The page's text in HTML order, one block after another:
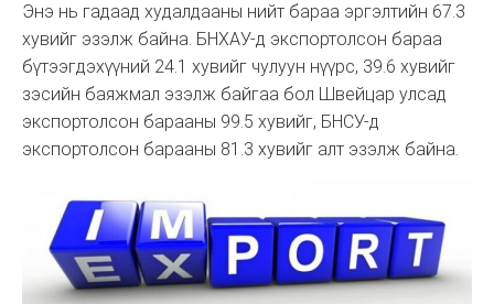
Энэ нь гадаад худалдааны нийт бараа эргэлтийн 67.3
хувийг эзэлж байна. БНХАУ-д экспортолсон бараа
бүтээгдэхүүний 24.1 хувийг чулуун нүүрс, 39.6 хувийг
зэсийн баяжмал эзэлж байгаа бол Швейцар улсад
экспортолсон барааны 99.5 хувийг, БНСУ-д
экспортолсон барааны 81.3 хувийг алт эзэлж байна.